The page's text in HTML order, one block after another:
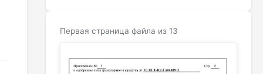
Первая страница файла из 13